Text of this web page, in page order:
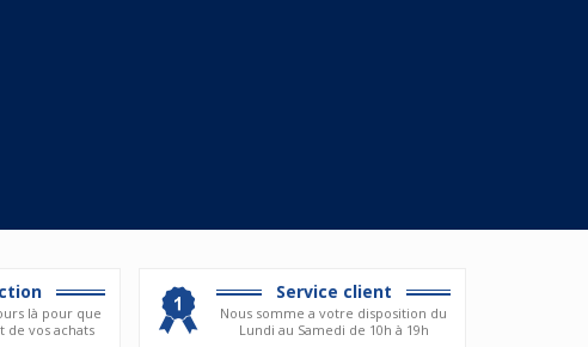
là pour que
de vos achats
Service client
Nous somme a votre disposition du
Lundi au Samedi de 10h à 19h